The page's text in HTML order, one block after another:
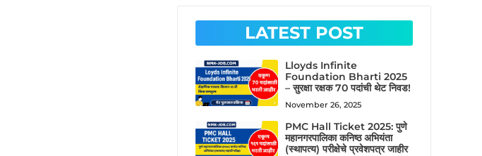
LATEST POST
Lloyds Infinite
Foundation Bharti 2025
– सुरक्षा रक्षक 70 पदांची थेट निवड!
November 26, 2025
PMC Hall Ticket 2025: पुणे
महानगरपालिका कनिष्ठ अभियंता
(स्थापत्य) परीक्षेचे प्रवेशपत्र जाहीर